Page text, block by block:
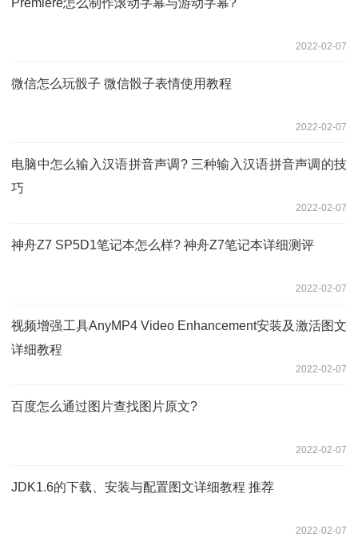
2022-02-07
微信怎么玩骰子 微信骰子表情使用教程
2022-02-07
电脑中怎么输入汉语拼音声调? 三种输入汉语拼音声调的技
巧
2022-02-07
神舟Z7 SP5D1笔记本怎么样? 神舟Z7笔记本详细测评
2022-02-07
视频增强工具AnyMP4 Video Enhancement安装及激活图文
详细教程
2022-02-07
百度怎么通过图片查找图片原文?
2022-02-07
JDK1.6的下载、安装与配置图文详细教程 推荐
2022-02-07